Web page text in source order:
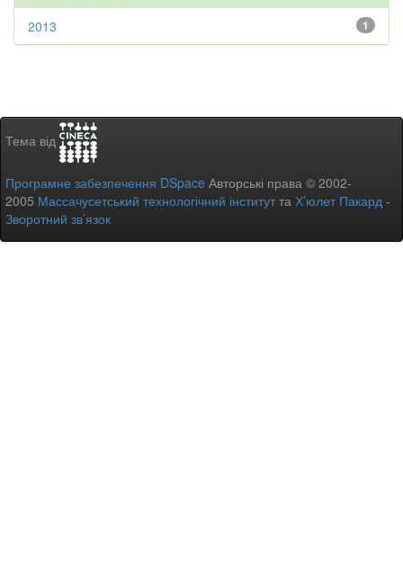
1
2013
Тема від
Програмне забезпечення DSpace Авторські права © 2002-
2005 Массачусетський технологічний інститутта Х’юлет Пакард -
Зворотний зв’язок